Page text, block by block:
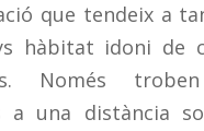
que tendeix a
hàbitat idoni de
Només
a una distància